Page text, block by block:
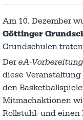
Am 10. Dezember
Göttinger
Grundschulen
Der eA-
diese
den
Mitmachaktionen
Rollstuhl- und